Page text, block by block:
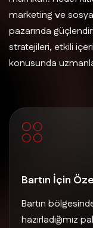
marketing ve
pazarında
stratejileri, etkili
konusunda
Bartın İçin
Bartın
hazırladığımız